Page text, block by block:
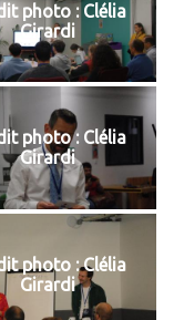
photo : Clélia
Girardi
photo : Clélia
Girardi
photo : Clélia
Girardi